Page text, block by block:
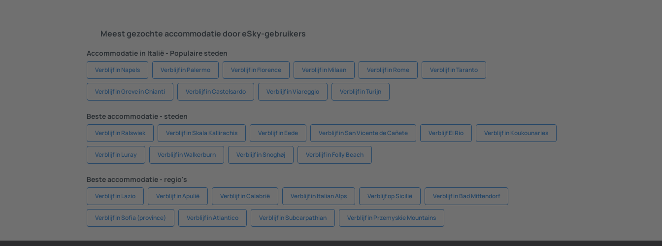
Meest gezochte accommodatie door eSky-gebruikers
Accommodatie in Italië - Populaire steden
Verblijf in Napels Verblijf in Palermo Verblijf in Florence Verblijf in Milaan Verblijf in Rome Verblijf in Taranto
Verblijf in Greve in Chianti Verblijf in Castelsardo Verblijf in Viareggio Verblijf in Turijn
Beste accommodatie - steden
Verblijf in Ralswiek Verblijf in Skala Kallirachis Verblijf in Eede Verblijf in San Vicente de Cañete Verblijf El Rio Verblijf in Koukounaries
Verblijf in Luray Verblijf in Walkerburn Verblijf in Snoghøj Verblijf in Folly Beach
Beste accommodatie - regio's
Verblijf in Lazio Verblijf in Apulië Verblijf in Calabrië Verblijf in Italian Alps Verblijf op Sicilië Verblijf in Bad Mittendorf
Verblijf in Sofia (province) Verblijf in Atlantico Verblijf in Subcarpathian Verblijf in Przemyskie Mountains